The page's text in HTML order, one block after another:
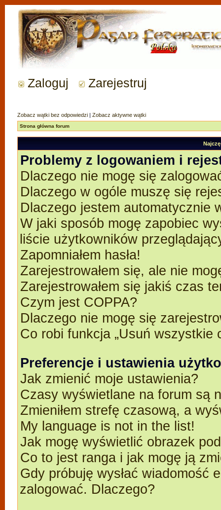
Zaloguj Zarejestruj
Zobacz wątki bez odpowiedzi | Zobacz aktywne wątki
Strona główna forum
Problemy z logowaniem i
Dlaczego nie mogę się
Dlaczego w ogóle muszę się
Dlaczego jestem automatycznie
W jaki sposób mogę zapobiec
liście użytkowników
Zapomniałem hasła!
Zarejestrowałem się, ale nie
Zarejestrowałem się jakiś czas
Czym jest COPPA?
Dlaczego nie mogę się
Co robi funkcja „Usuń wszystkie
Preferencje i ustawienia
Jak zmienić moje ustawienia?
Czasy wyświetlane na forum są
Zmieniłem strefę czasową, a
My language is not in the list!
Jak mogę wyświetlić obrazek
Co to jest ranga i jak mogę ją
Gdy próbuję wysłać wiadomość
zalogować. Dlaczego?